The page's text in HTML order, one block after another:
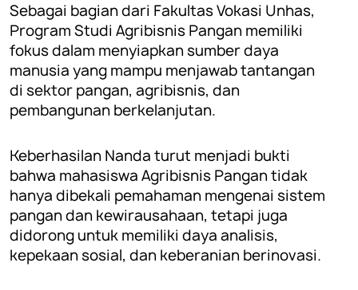
Sebagai bagian dari Fakultas Vokasi Unhas,
Program Studi Agribisnis Pangan memiliki
fokus dalam menyiapkan sumber daya
manusia yang mampu menjawab tantangan
di sektor pangan, agribisnis, dan
pembangunan berkelanjutan.
Keberhasilan Nanda turut menjadi bukti
bahwa mahasiswa Agribisnis Pangan tidak
hanya dibekali pemahaman mengenai sistem
pangan dan kewirausahaan, tetapi juga
didorong untuk memiliki daya analisis,
kepekaan sosial, dan keberanian berinovasi.